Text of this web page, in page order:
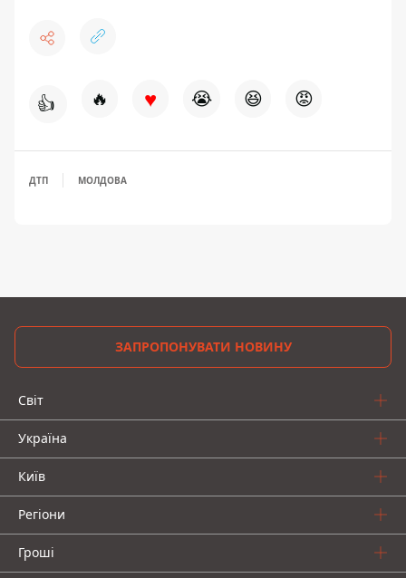
👍 🔥 ♥ 😭 😆 😡
ДТП МОЛДОВА
ЗАПРОПОНУВАТИ НОВИНУ
Світ
Україна
Київ
Регіони
Гроші